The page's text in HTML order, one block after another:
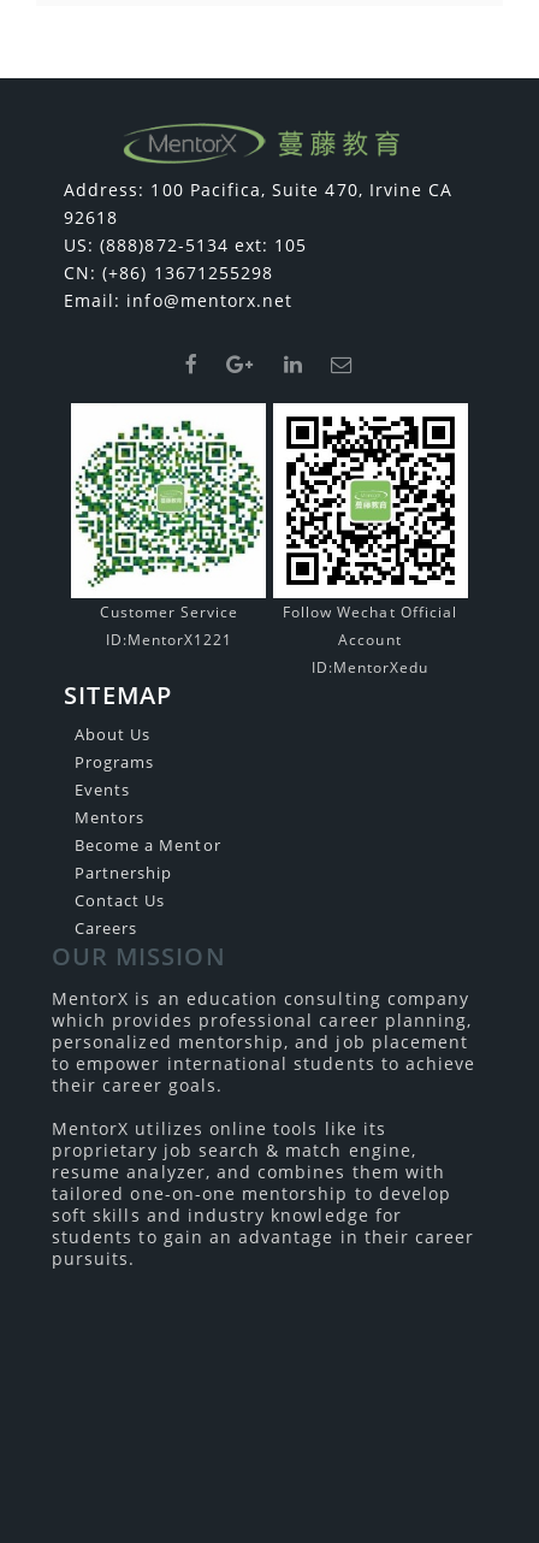
Address: 100 Pacifica, Suite 470, Irvine CA
92618
US: (888)872-5134 ext: 105
CN: (+86) 13671255298
Email: info@mentorx.net
Customer Service
ID:MentorX1221
Follow Wechat Official
Account
ID:MentorXedu
SITEMAP
About Us
Programs
Events
Mentors
Become a Mentor
Partnership
Contact Us
Careers
OUR MISSION
MentorX is an education consulting company
which provides professional career planning,
personalized mentorship, and job placement
to empower international students to achieve
their career goals.
MentorX utilizes online tools like its
proprietary job search & match engine,
resume analyzer, and combines them with
tailored one-on-one mentorship to develop
soft skills and industry knowledge for
students to gain an advantage in their career
pursuits.